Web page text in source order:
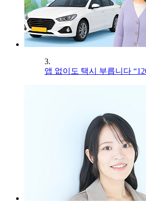
3.
앱 없이도 택시 부릅니다